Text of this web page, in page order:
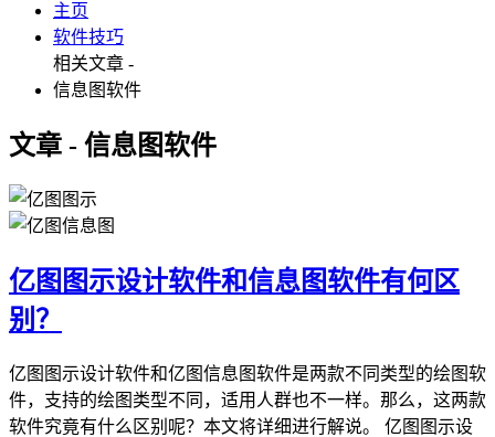
主页
软件技巧
相关文章 -
信息图软件
文章 - 信息图软件
亿图图示设计软件和信息图软件有何区
别？
亿图图示设计软件和亿图信息图软件是两款不同类型的绘图软
件，支持的绘图类型不同，适用人群也不一样。那么，这两款
软件究竟有什么区别呢？本文将详细进行解说。 亿图图示设